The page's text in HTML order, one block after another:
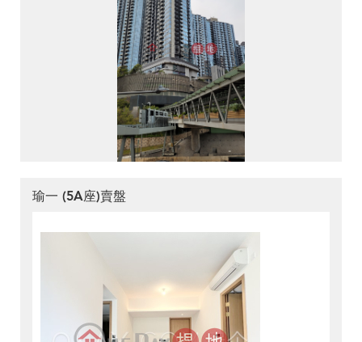
瑜一 (5A座)賣盤